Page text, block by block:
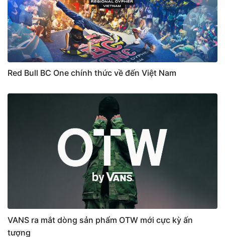
Red Bull BC One chính thức về đến Việt Nam
VANS ra mắt dòng sản phẩm OTW mới cực kỳ ấn
tượng